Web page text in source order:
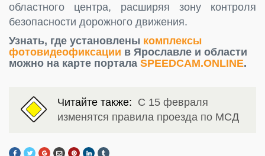
областного центра, расширяя зону контроля
безопасности дорожного движения.
Узнать, где установлены комплексы
фотовидеофиксации в Ярославле и области
можно на карте портала SPEEDCAM.ONLINE.
Читайте также: С 15 февраля
изменятся правила проезда по МСД